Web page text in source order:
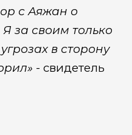
с Аяжан о
за своим только
в сторону
- свидетель